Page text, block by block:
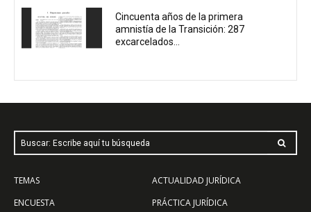
Cincuenta años de la primera
amnistía de la Transición: 287
excarcelados...
Buscar: Escribe aquí tu búsqueda
TEMAS
ENCUESTA
ACTUALIDAD JURÍDICA
PRÁCTICA JURÍDICA